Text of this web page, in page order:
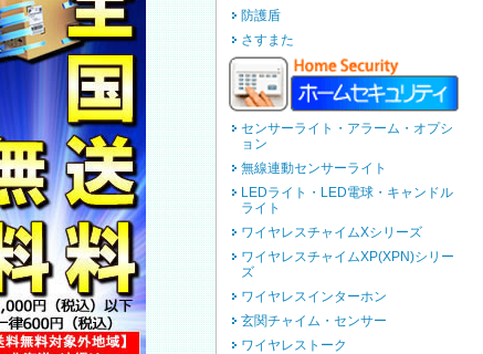
防護盾
さすまた
センサーライト・アラーム・オプシ
ョン
無線連動センサーライト
LEDライト・LED電球・キャンドル
ライト
ワイヤレスチャイムXシリーズ
ワイヤレスチャイムXP(XPN)シリー
ズ
ワイヤレスインターホン
玄関チャイム・センサー
ワイヤレストーク